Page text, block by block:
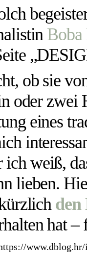
ob sie
oder
eines
weiß,
lieben.
den
hat